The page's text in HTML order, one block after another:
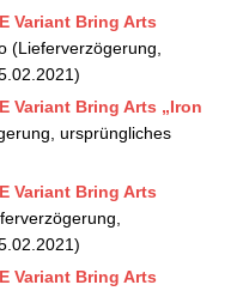
Variant Bring Arts
(Lieferverzögerung,
Variant Bring Arts „Iron
ursprüngliches
Variant Bring Arts
Variant Bring Arts